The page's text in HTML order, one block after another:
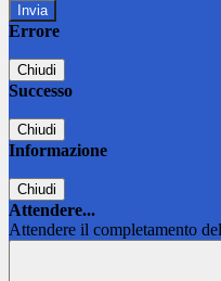
Errore
Chiudi
Successo
Chiudi
Informazione
Chiudi
Attendere...
Attendere il completamento